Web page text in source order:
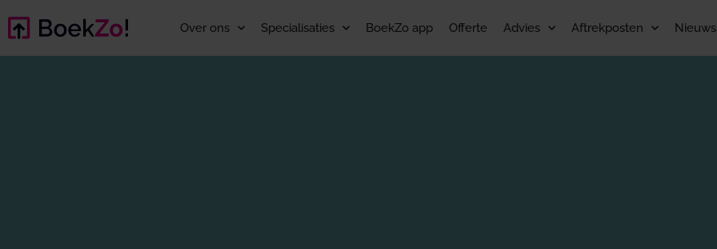
Over ons Specialisaties BoekZo app Offerte Advies Aftrekposten Nieuws